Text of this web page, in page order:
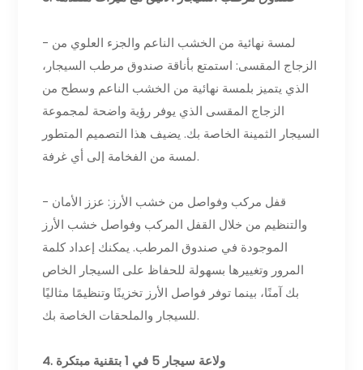
- لمسة نهائية من الخشب الناعم والجزء العلوي من
الزجاج المقسى: استمتع بأناقة صندوق مرطب السيجار،
الذي يتميز بلمسة نهائية من الخشب الناعم وسطح من
الزجاج المقسى الذي يوفر رؤية واضحة لمجموعة
السيجار الثمينة الخاصة بك. يضيف هذا التصميم المتطور
لمسة من الفخامة إلى أي غرفة.
- قفل مركب وفواصل من خشب الأرز: عزز الأمان
والتنظيم من خلال القفل المركب وفواصل خشب الأرز
الموجودة في صندوق المرطب. يمكنك إعداد كلمة
المرور وتغييرها بسهولة للحفاظ على السيجار الخاص
بك آمنًا، بينما توفر فواصل الأرز تخزينًا وتنظيمًا مثاليًا
للسيجار والملحقات الخاصة بك.
4. ولاعة سيجار 5 في 1 بتقنية مبتكرة